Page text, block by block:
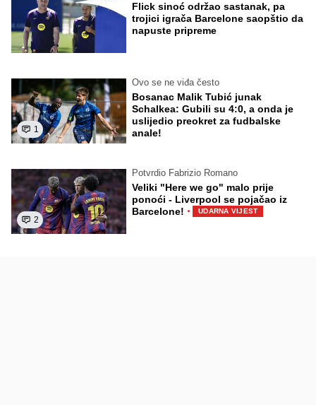
Flick sinoć održao sastanak, pa
trojici igrača Barcelone saopštio da
napuste pripreme
1
Ovo se ne viđa često
Bosanac Malik Tubić junak
Schalkea: Gubili su 4:0, a onda je
uslijedio preokret za fudbalske
anale!
2
Potvrdio Fabrizio Romano
Veliki "Here we go" malo prije
ponoći - Liverpool se pojačao iz
Barcelone! · UDARNA VIJEST